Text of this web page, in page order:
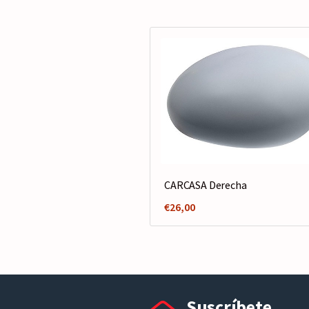
CARCASA Derecha
€26,00